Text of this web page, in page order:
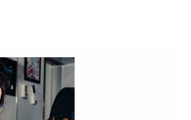
de/projects/170427-